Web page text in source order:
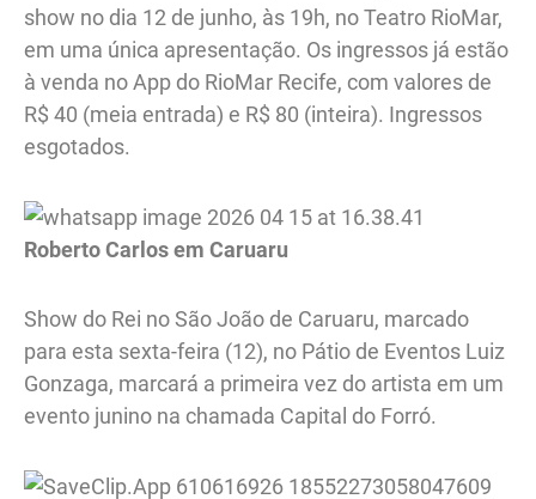
show no dia 12 de junho, às 19h, no Teatro RioMar,
em uma única apresentação. Os ingressos já estão
à venda no App do RioMar Recife, com valores de
R$ 40 (meia entrada) e R$ 80 (inteira). Ingressos
esgotados.
Roberto Carlos em Caruaru
Show do Rei no São João de Caruaru, marcado
para esta sexta-feira (12), no Pátio de Eventos Luiz
Gonzaga, marcará a primeira vez do artista em um
evento junino na chamada Capital do Forró.